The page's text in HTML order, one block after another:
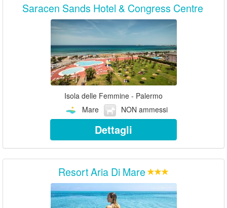
Saracen Sands Hotel & Congress Centre
Isola delle Femmine - Palermo
Mare
NON ammessi
Dettagli
Resort Aria Di Mare